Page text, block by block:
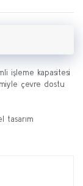
işleme kapasitesi
çevre dostu
tasarım